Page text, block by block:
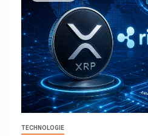
TECHNOLOGIE